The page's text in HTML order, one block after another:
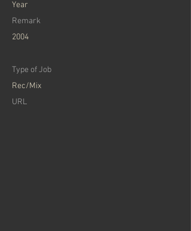
Year
Remark
2004
Type of Job
Rec/Mix
​URL